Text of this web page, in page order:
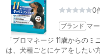
0
ブランド マ
「プロマネージ 11歳からのミ
は、犬種ごとにケアをしたい